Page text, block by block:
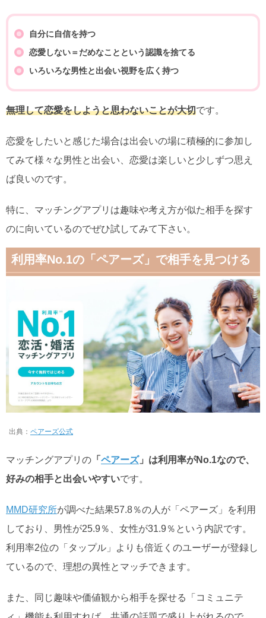
自分に自信を持つ
恋愛しない＝だめなことという認識を捨てる
いろいろな男性と出会い視野を広く持つ
無理して恋愛をしようと思わないことが大切です。
恋愛をしたいと感じた場合は出会いの場に積極的に参加し
てみて様々な男性と出会い、恋愛は楽しいと少しずつ思え
ば良いのです。
特に、マッチングアプリは趣味や考え方が似た相手を探す
のに向いているのでぜひ試してみて下さい。
利用率No.1の「ペアーズ」で相手を見つける
出典： ペアーズ公式
マッチングアプリの 「 ペアーズ」は利用率がNo.1なので、
好みの相手と出会いやすいです。
MMD研究所が調べた結果57.8％の人が「ペアーズ」を利用
しており、男性が25.9％、女性が31.9％という内訳です。
利用率2位の「タップル」よりも倍近くのユーザーが登録し
ているので、理想の異性とマッチできます。
また、同じ趣味や価値観から相手を探せる「コミュニテ